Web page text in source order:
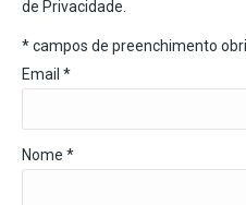
de Privacidade.
*campos de preenchimento
Email *
Nome *